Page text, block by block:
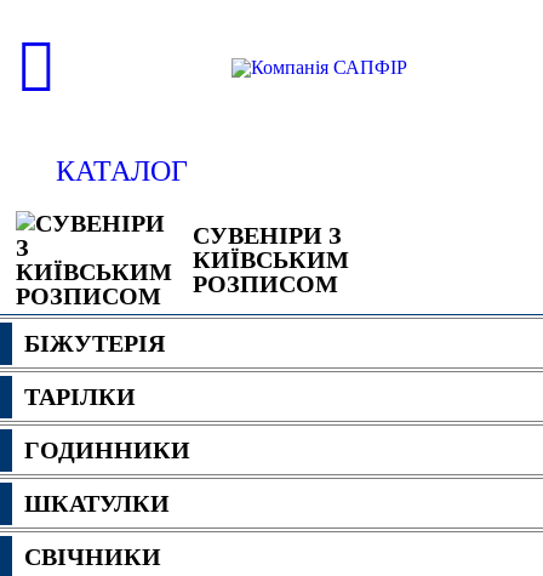
КАТАЛОГ
СУВЕНІРИ З
КИЇВСЬКИМ
РОЗПИСОМ
БІЖУТЕРІЯ
ТАРІЛКИ
ГОДИННИКИ
ШКАТУЛКИ
СВІЧНИКИ